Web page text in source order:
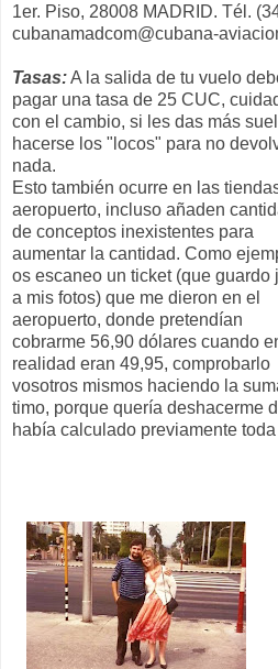
1er. Piso, 28008 MADRID. Tél.
cubanamadcom@cubana-
Tasas:A la salida de tu vuelo
pagar una tasa de 25 CUC,
con el cambio, si les das más
hacerse los "locos" para no
nada.
Esto también ocurre en las
aeropuerto, incluso añaden
de conceptos inexistentes para
aumentar la cantidad. Como
os escaneo un ticket (que guardo
a mis fotos) que me dieron en el
aeropuerto, donde pretendían
cobrarme 56,90 dólares cuando
realidad eran 49,95, comprobarlo
vosotros mismos haciendo la
timo, porque quería deshacerme
había calculado previamente